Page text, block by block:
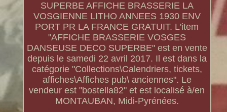
SUPERBE AFFICHE BRASSERIE LA
VOSGIENNE LITHO ANNEES 1930 ENV
PORT PR LA FRANCE GRATUIT. L'item
"AFFICHE BRASSERIE VOSGES
DANSEUSE DECO SUPERBE" est en vente
depuis le samedi 22 avril 2017. Il est dans la
catégorie "Collections\Calendriers, tickets,
affiches\Affiches pub\ anciennes". Le
vendeur est "bostella82" et est localisé à/en
MONTAUBAN, Midi-Pyrénées.